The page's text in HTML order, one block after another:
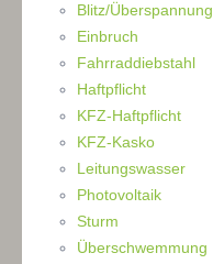
Blitz/Überspannung
Einbruch
Fahrraddiebstahl
Haftpflicht
KFZ-Haftpflicht
KFZ-Kasko
Leitungswasser
Photovoltaik
Sturm
Überschwemmung